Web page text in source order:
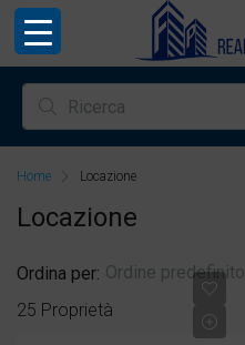
Home Locazione
Locazione
25 Proprietà
Ordina per: Ordine predefinito